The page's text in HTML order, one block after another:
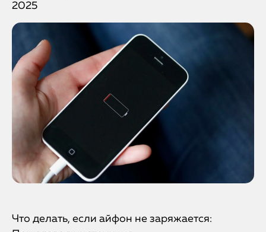
2025
Что делать, если айфон не заряжается: